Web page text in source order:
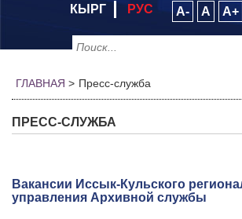
КЫРГ РУС A- A A+
ГЛАВНАЯ > Пресс-служба
ПРЕСС-СЛУЖБА
Вакансии Иссык-Кульского
управления Архивной службы